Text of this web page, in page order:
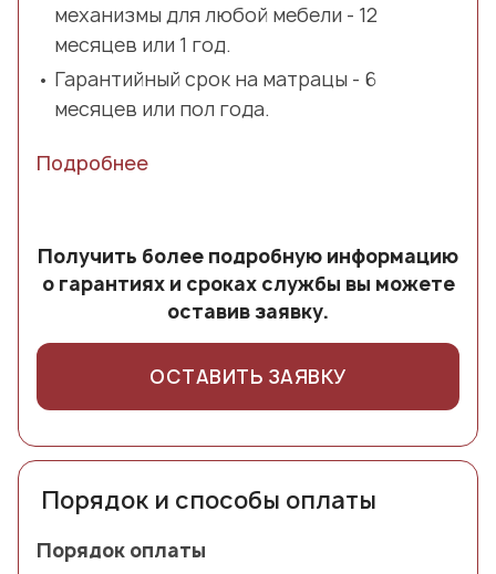
механизмы для любой мебели - 12
месяцев или 1 год.
Гарантийный срок на матрацы - 6
месяцев или пол года.
Подробнее
Получить более подробную информацию
о гарантиях и сроках службы вы можете
оставив заявку.
ОСТАВИТЬ ЗАЯВКУ
Порядок и способы оплаты
Порядок оплаты